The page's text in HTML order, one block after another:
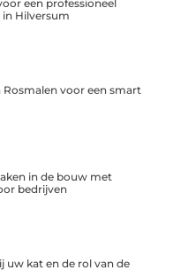
een professioneel
Hilversum
Rosmalen voor een smart
in de bouw met
bedrijven
uw kat en de rol van de